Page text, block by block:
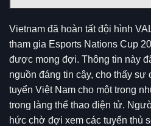
Vietnam đã hoàn tất đội hình
tham gia Esports Nations Cup
được mong đợi. Thông tin này
nguồn đáng tin cậy, cho thấy
tuyển Việt Nam cho một trong
trong làng thể thao điện tử.
hức chờ đợi xem các tuyển thủ